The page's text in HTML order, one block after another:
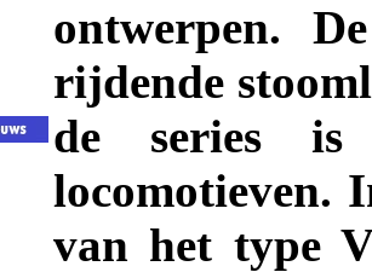
ontwerpen.
rijdende
de series is
locomotieven.
van het type